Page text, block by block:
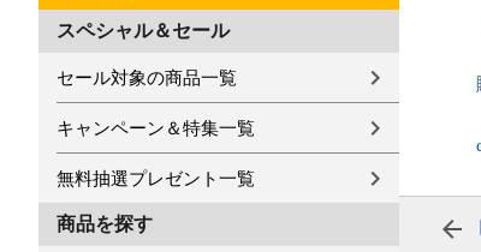
スペシャル＆セール
セール対象の商品一覧
キャンペーン＆特集一覧
無料抽選プレゼント一覧
商品を探す